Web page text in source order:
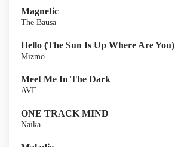
Magnetic
The Bausa
Hello (The Sun Is Up Where Are You)
Mizmo
Meet Me In The Dark
AVE
ONE TRACK MIND
Naïka